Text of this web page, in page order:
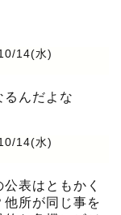
14(水)
んだよな
14(水)
表はともかく
所が同じ事を